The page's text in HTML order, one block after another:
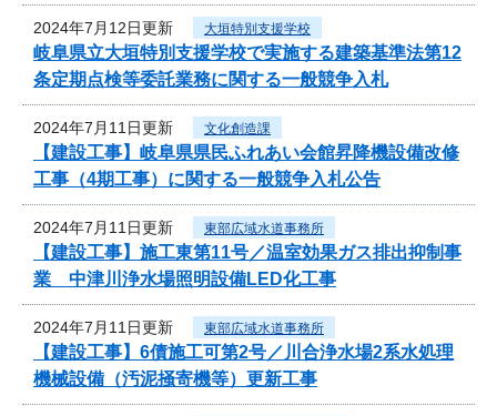
2024年7月12日更新 大垣特別支援学校
岐阜県立大垣特別支援学校で実施する建築基準法第12
条定期点検等委託業務に関する一般競争入札
2024年7月11日更新 文化創造課
【建設工事】岐阜県県民ふれあい会館昇降機設備改修
工事（4期工事）に関する一般競争入札公告
2024年7月11日更新 東部広域水道事務所
【建設工事】施工東第11号／温室効果ガス排出抑制事
業 中津川浄水場照明設備LED化工事
2024年7月11日更新 東部広域水道事務所
【建設工事】6債施工可第2号／川合浄水場2系水処理
機械設備（汚泥掻寄機等）更新工事